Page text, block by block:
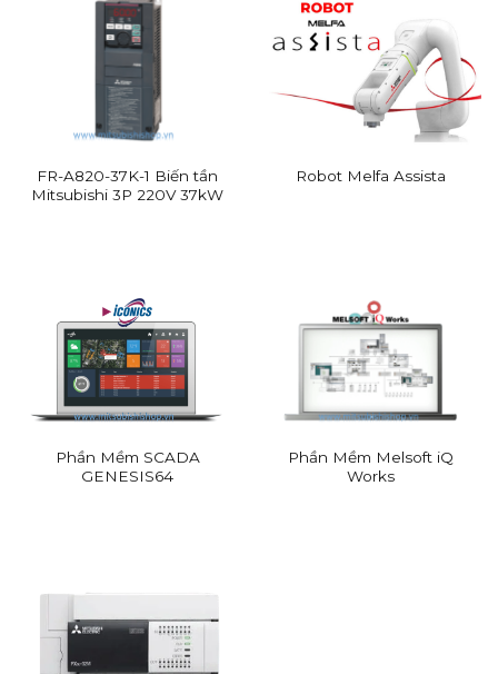
FR-A820-37K-1 Biến tần
Mitsubishi 3P 220V 37kW
Robot Melfa Assista
Phần Mềm SCADA
GENESIS64
Phần Mềm Melsoft iQ
Works